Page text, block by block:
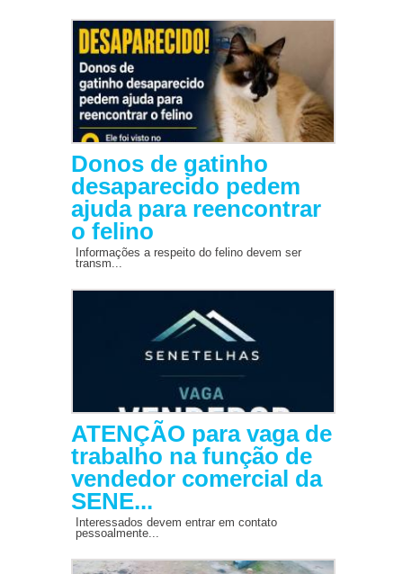
Donos de gatinho
desaparecido pedem
ajuda para reencontrar
o felino
Informações a respeito do felino devem ser
transm...
ATENÇÃO para vaga de
trabalho na função de
vendedor comercial da
SENE...
Interessados devem entrar em contato
pessoalmente...